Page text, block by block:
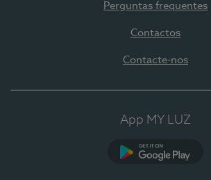
Perguntas frequentes
Contactos
Contacte-nos
App MY LUZ